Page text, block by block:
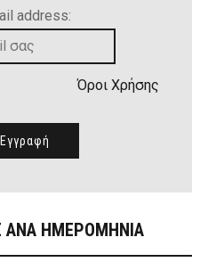
address:
Όροι Χρήσης
ΑΝΑ ΗΜΕΡΟΜΗΝΙΑ